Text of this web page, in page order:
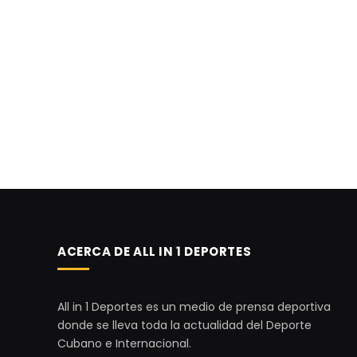
ACERCA DE ALL IN 1 DEPORTES
All in 1 Deportes es un medio de prensa deportiva
donde se lleva toda la actualidad del Deporte
Cubano e Internacional.